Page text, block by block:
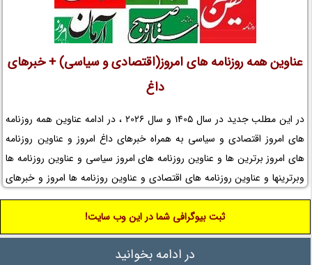
عناوین همه روزنامه های امروز(اقتصادی و سیاسی) + خبرهای
داغ
در این مطلب جدید در سال 1405 و سال 2026 ، در ادامه عناوین همه روزنامه
های امروز اقتصادی و سیاسی به همراه خبرهای داغ امروز و عناوین روزنامه
های امروز برترین ها و عناوین روزنامه های امروز سیاسی و عناوین روزنامه ها
وبرترینها و عناوین روزنامه های اقتصادی و عناوین روزنامه ها امروز و خبرهای
داغ روزنامه های امروز و نمایش همه روزنامه های امروز تهران و روزنامه کیهان
را در نم نمک ببینید.ثبت بیوگرافی شما در این وب سایت!
در ادامه بخوانید